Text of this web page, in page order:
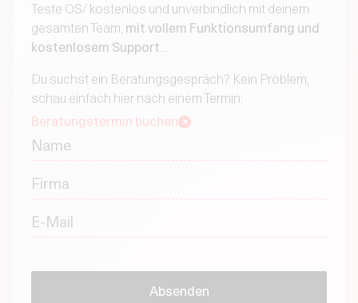
Teste OS/ kostenlos und unverbindlich mit deinem
gesamten Team, mit vollem Funktionsumfang und
kostenlosem Support...
Du suchst ein Beratungsgespräch? Kein Problem,
schau einfach hier nach einem Termin:
Beratungstermin buchen